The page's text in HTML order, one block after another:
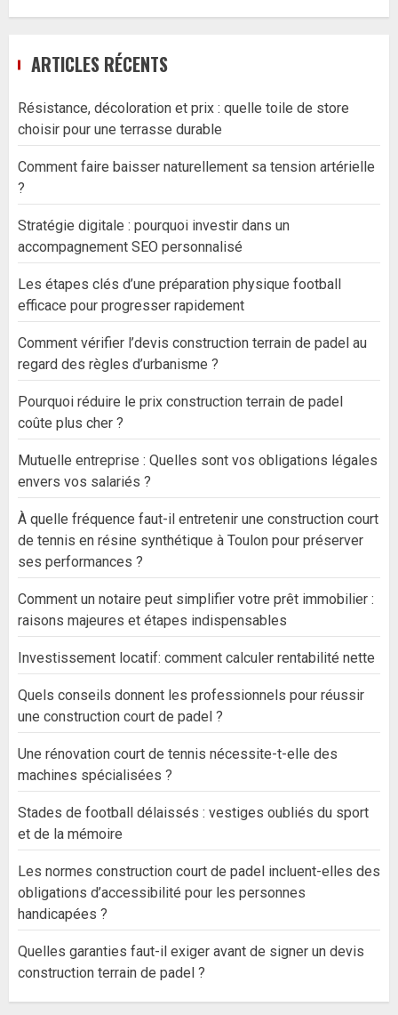
ARTICLES RÉCENTS
Résistance, décoloration et prix : quelle toile de store
choisir pour une terrasse durable
Comment faire baisser naturellement sa tension artérielle
?
Stratégie digitale : pourquoi investir dans un
accompagnement SEO personnalisé
Les étapes clés d’une préparation physique football
efficace pour progresser rapidement
Comment vérifier l’devis construction terrain de padel au
regard des règles d’urbanisme ?
Pourquoi réduire le prix construction terrain de padel
coûte plus cher ?
Mutuelle entreprise : Quelles sont vos obligations légales
envers vos salariés ?
À quelle fréquence faut-il entretenir une construction court
de tennis en résine synthétique à Toulon pour préserver
ses performances ?
Comment un notaire peut simplifier votre prêt immobilier :
raisons majeures et étapes indispensables
Investissement locatif: comment calculer rentabilité nette
Quels conseils donnent les professionnels pour réussir
une construction court de padel ?
Une rénovation court de tennis nécessite-t-elle des
machines spécialisées ?
Stades de football délaissés : vestiges oubliés du sport
et de la mémoire
Les normes construction court de padel incluent-elles des
obligations d’accessibilité pour les personnes
handicapées ?
Quelles garanties faut-il exiger avant de signer un devis
construction terrain de padel ?